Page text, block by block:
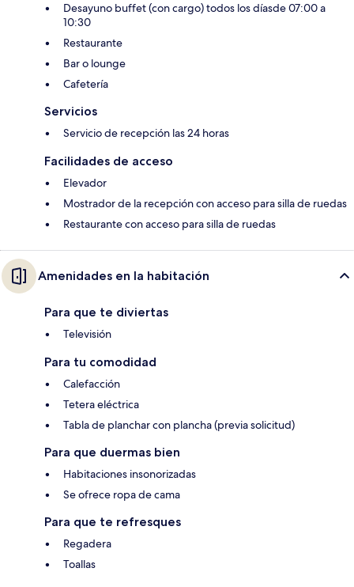
Desayuno buffet (con cargo) todos los díasde 07:00 a
10:30
Restaurante
Bar o lounge
Cafetería
Servicios
Servicio de recepción las 24 horas
Facilidades de acceso
Elevador
Mostrador de la recepción con acceso para silla de ruedas
Restaurante con acceso para silla de ruedas
Amenidades en la habitación
Para que te diviertas
Televisión
Para tu comodidad
Calefacción
Tetera eléctrica
Tabla de planchar con plancha (previa solicitud)
Para que duermas bien
Habitaciones insonorizadas
Se ofrece ropa de cama
Para que te refresques
Regadera
Toallas